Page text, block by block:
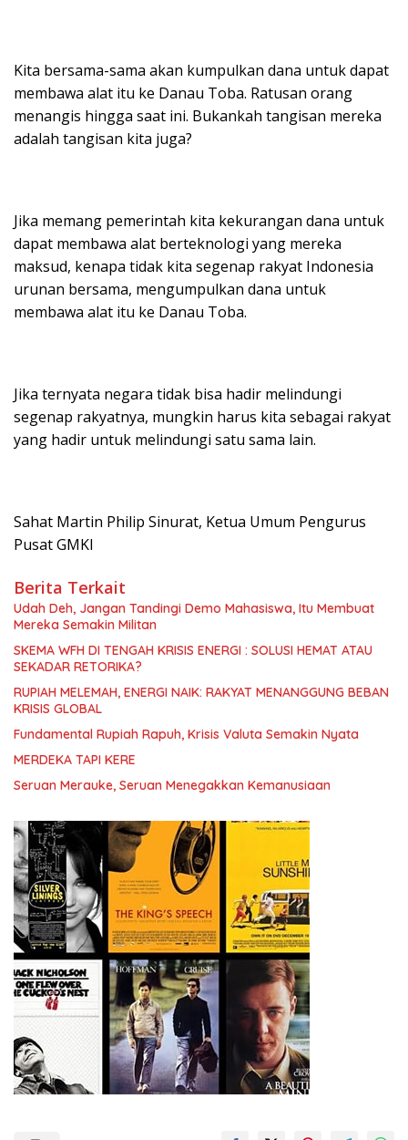
Kita bersama-sama akan kumpulkan dana untuk dapat
membawa alat itu ke Danau Toba. Ratusan orang
menangis hingga saat ini. Bukankah tangisan mereka
adalah tangisan kita juga?
Jika memang pemerintah kita kekurangan dana untuk
dapat membawa alat berteknologi yang mereka
maksud, kenapa tidak kita segenap rakyat Indonesia
urunan bersama, mengumpulkan dana untuk
membawa alat itu ke Danau Toba.
Jika ternyata negara tidak bisa hadir melindungi
segenap rakyatnya, mungkin harus kita sebagai rakyat
yang hadir untuk melindungi satu sama lain.
Sahat Martin Philip Sinurat, Ketua Umum Pengurus
Pusat GMKI
Berita Terkait
Udah Deh, Jangan Tandingi Demo Mahasiswa, Itu Membuat
Mereka Semakin Militan
SKEMA WFH DI TENGAH KRISIS ENERGI : SOLUSI HEMAT ATAU
SEKADAR RETORIKA?
RUPIAH MELEMAH, ENERGI NAIK: RAKYAT MENANGGUNG BEBAN
KRISIS GLOBAL
Fundamental Rupiah Rapuh, Krisis Valuta Semakin Nyata
MERDEKA TAPI KERE
Seruan Merauke, Seruan Menegakkan Kemanusiaan